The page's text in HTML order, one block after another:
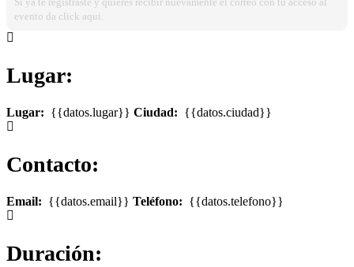
evento da click aqui.
Lugar:
Lugar: {{datos.lugar}} Ciudad: {{datos.ciudad}}
Contacto:
Email: {{datos.email}} Teléfono: {{datos.telefono}}
Duración: